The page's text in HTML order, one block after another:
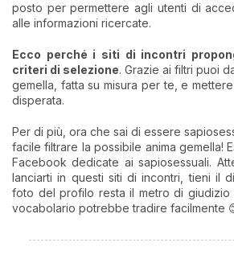
posto per permettere agli utenti di
alle informazioni ricercate.
Ecco perché i siti di incontri
criteri di selezione. Grazie ai filtri puoi
gemella, fatta su misura per te, e
disperata.
Per di più, ora che sai di essere
facile filtrare la possibile anima gemella!
Facebook dedicate ai sapiosessuali.
lanciarti in questi siti di incontri, tieni il
foto del profilo resta il metro di giudizio
vocabolario potrebbe tradire facilmente